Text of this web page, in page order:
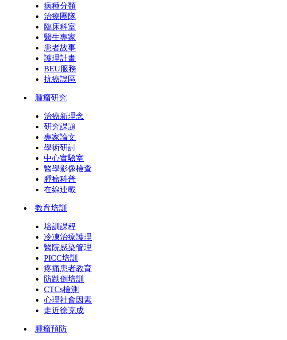
病種分類
治療團隊
臨床科室
醫生專家
患者故事
護理計畫
BEU服務
抗癌誤區
腫瘤研究
治癌新理念
研究課題
專家論文
學術研討
中心實驗室
醫學影像檢查
腫瘤科普
在線連載
教育培訓
培訓課程
冷凍治療護理
醫院感染管理
PICC培訓
疼痛患者教育
防跌倒培訓
CTCs檢測
心理社會因素
走近徐克成
腫瘤預防